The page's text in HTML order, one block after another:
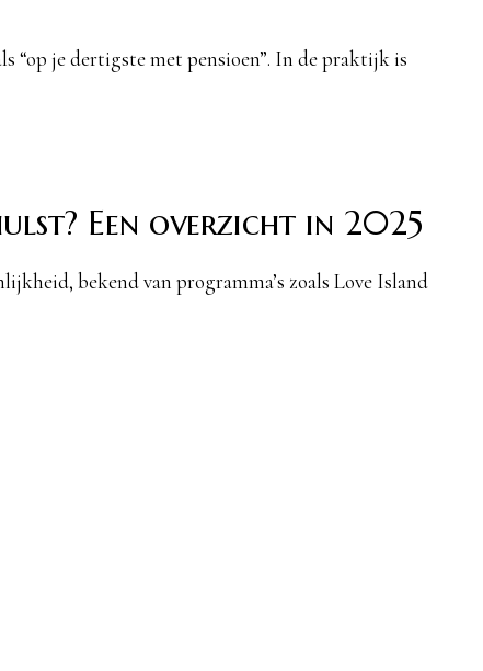
“op je dertigste met pensioen”. In de praktijk is
Een overzicht in 2025
bekend van programma’s zoals Love Island